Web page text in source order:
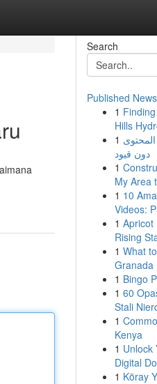
Search
Published News
1
Hills
1
دون قيود
1
My Area
1 10
Videos:
1 Apricot
Rising
1 What
Granada
1 Bingo
1 60
Stali
1
Kenya
1 Unlock
Digital
1 Köray